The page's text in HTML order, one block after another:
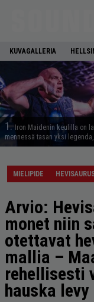
KUVAGALLERIA
1. Iron Maidenin keulilla on
mennessä tasan yksi
MIELIPIDE
Arvio:
monet niin
otettavat
mallia –
rehellisesti
hauska levy